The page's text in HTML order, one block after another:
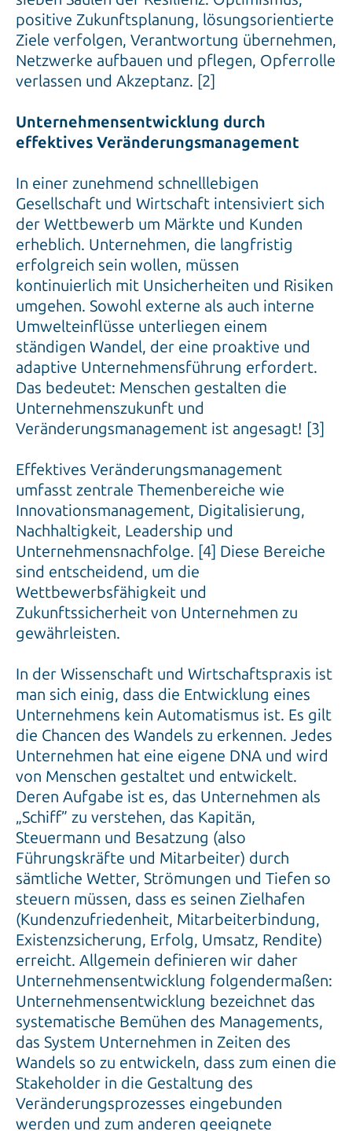
Ziele verfolgen, Verantwortung übernehmen,
Netzwerke aufbauen und pflegen, Opferrolle
verlassen und Akzeptanz. [2]
Unternehmensentwicklung durch
effektives Veränderungsmanagement
In einer zunehmend schnelllebigen
Gesellschaft und Wirtschaft intensiviert sich
der Wettbewerb um Märkte und Kunden
erheblich. Unternehmen, die langfristig
erfolgreich sein wollen, müssen
kontinuierlich mit Unsicherheiten und Risiken
umgehen. Sowohl externe als auch interne
Umwelteinflüsse unterliegen einem
ständigen Wandel, der eine proaktive und
adaptive Unternehmensführung erfordert.
Das bedeutet: Menschen gestalten die
Unternehmenszukunft und
Veränderungsmanagement ist angesagt! [3]
Effektives Veränderungsmanagement
umfasst zentrale Themenbereiche wie
Innovationsmanagement, Digitalisierung,
Nachhaltigkeit, Leadership und
Unternehmensnachfolge. [4] Diese Bereiche
sind entscheidend, um die
Wettbewerbsfähigkeit und
Zukunftssicherheit von Unternehmen zu
gewährleisten.
In der Wissenschaft und Wirtschaftspraxis ist
man sich einig, dass die Entwicklung eines
Unternehmens kein Automatismus ist. Es gilt
die Chancen des Wandels zu erkennen. Jedes
Unternehmen hat eine eigene DNA und wird
von Menschen gestaltet und entwickelt.
Deren Aufgabe ist es, das Unternehmen als
„Schiff” zu verstehen, das Kapitän,
Steuermann und Besatzung (also
Führungskräfte und Mitarbeiter) durch
sämtliche Wetter, Strömungen und Tiefen so
steuern müssen, dass es seinen Zielhafen
(Kundenzufriedenheit, Mitarbeiterbindung,
Existenzsicherung, Erfolg, Umsatz, Rendite)
erreicht. Allgemein definieren wir daher
Unternehmensentwicklung folgendermaßen:
Unternehmensentwicklung bezeichnet das
systematische Bemühen des Managements,
das System Unternehmen in Zeiten des
Wandels so zu entwickeln, dass zum einen die
Stakeholder in die Gestaltung des
Veränderungsprozesses eingebunden
werden und zum anderen geeignete
Instrumente und Maßnahmen eingesetzt